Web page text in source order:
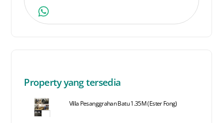
Property yang tersedia
Villa Pesanggrahan Batu 1.35M (Ester Fong)